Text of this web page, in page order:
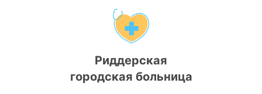
Риддерская
городская больница